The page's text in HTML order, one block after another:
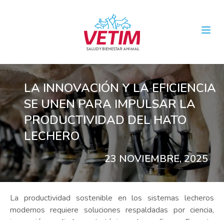
LA INNOVACIÓN Y LA EFICIENCIA
SE UNEN PARA IMPULSAR LA
PRODUCTIVIDAD DEL HATO
LECHERO
23 NOVIEMBRE, 2025
La productividad sostenible en los sistemas lecheros
modernos requiere soluciones respaldadas por ciencia,